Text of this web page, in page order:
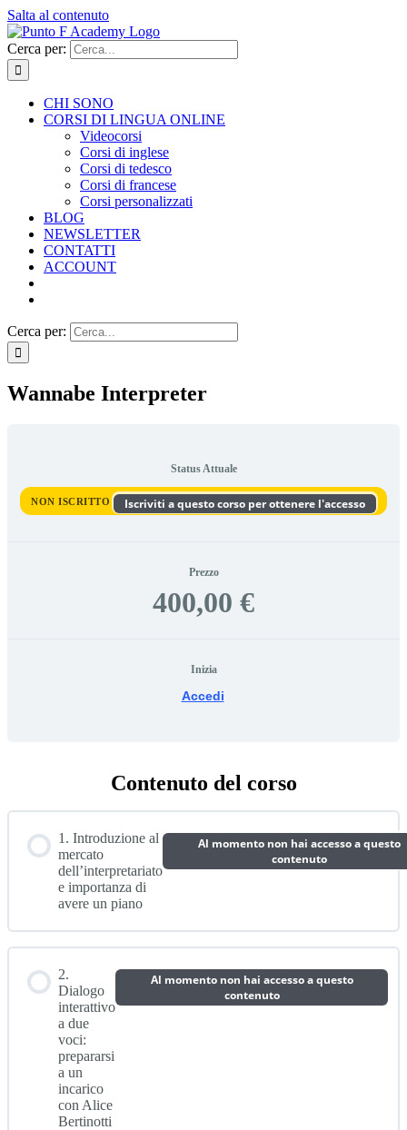
Salta al contenuto
Cerca per:
CHI SONO
CORSI DI LINGUA ONLINE
Videocorsi
Corsi di inglese
Corsi di tedesco
Corsi di francese
Corsi personalizzati
BLOG
NEWSLETTER
CONTATTI
ACCOUNT
Cerca per:
Wannabe Interpreter
Status Attuale
NON ISCRITTO Iscriviti a questo corso per ottenere l'accesso
Prezzo
400,00 €
Inizia
Accedi
Contenuto del corso
1. Introduzione al
mercato
dell’interpretariato
e importanza di
avere un piano
Al momento non hai accesso a questo
contenuto
2.
Dialogo
interattivo
a due
voci:
prepararsi
a un
incarico
con Alice
Bertinotti
Al momento non hai accesso a questo
contenuto